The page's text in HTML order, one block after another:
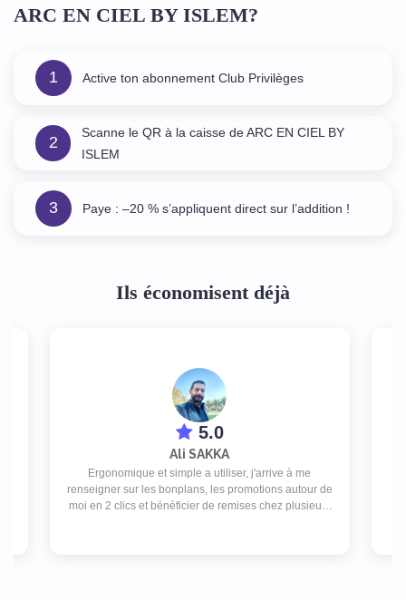
ARC EN CIEL BY ISLEM?
1 Active ton abonnement Club Privilèges
2
Scanne le QR à la caisse de ARC EN CIEL BY
ISLEM
3 Paye : –20 % s’appliquent direct sur l’addition !
Ils économisent déjà
5.0
Ali SAKKA
Ergonomique et simple a utiliser, j'arrive à me
renseigner sur les bonplans, les promotions autour de
moi en 2 clics et bénéficier de remises chez plusieurs